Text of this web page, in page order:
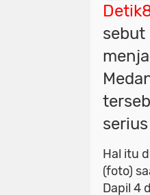
sebut
Hal itu
(foto)
Dapil 4